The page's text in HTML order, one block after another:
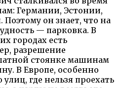
Германии, Эстонии,
он знает, что на
— парковка. В
городах есть
разрешение
стоянке машинам
В Европе, особенно
где нельзя проехать